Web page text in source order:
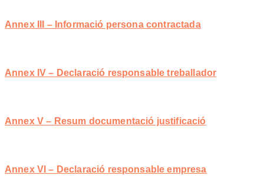
Annex III – Informació persona contractada
Annex IV – Declaració responsable treballador
Annex V – Resum documentació justificació
Annex VI – Declaració responsable empresa